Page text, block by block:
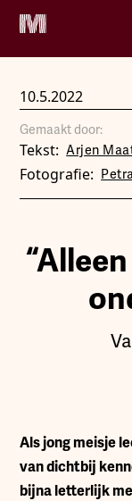
10.5.2022
Gemaakt door:
Tekst: Arjen
Fotografie:
Als jong meisje
van dichtbij
bijna letterlijk